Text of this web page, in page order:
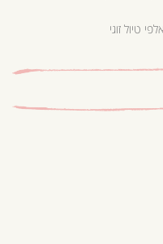
טיול זוגי